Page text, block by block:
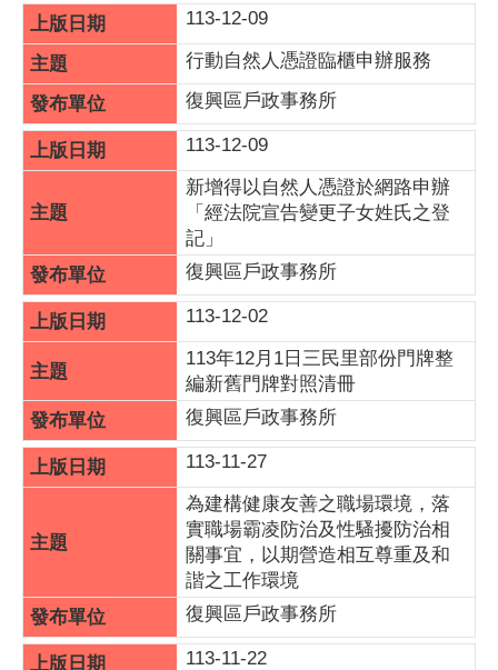
113-12-09
行動自然人憑證臨櫃申辦服務
復興區戶政事務所
113-12-09
新增得以自然人憑證於網路申辦
「經法院宣告變更子女姓氏之登
記」
復興區戶政事務所
113-12-02
113年12月1日三民里部份門牌整
編新舊門牌對照清冊
復興區戶政事務所
113-11-27
為建構健康友善之職場環境，落
實職場霸凌防治及性騷擾防治相
關事宜，以期營造相互尊重及和
諧之工作環境
復興區戶政事務所
113-11-22